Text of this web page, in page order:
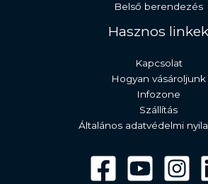
Belső berendezés
Hasznos linkek
Kapcsolat
Hogyan vásároljunk
Infozone
Szállítás
Általános adatvédelmi